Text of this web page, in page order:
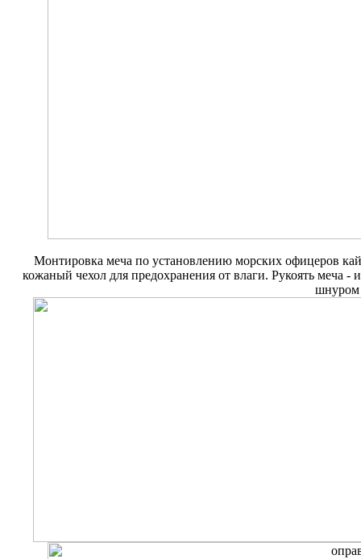
Монтировка меча по установлению морских офицеров
кожаный чехол для предохранения от влаги. Рукоять меча
шнуром